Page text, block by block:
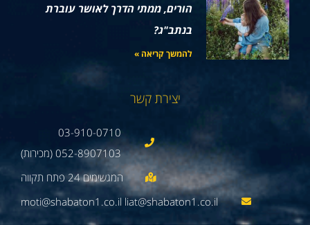
הורים, ממתי הדרך לאושר עוברת
בנתב"ג?
להמשך קריאה »
יצירת קשר
03-910-0710
052-8907103 (מכירות)
moti@shabaton1.co.il liat@shabaton1.co.il